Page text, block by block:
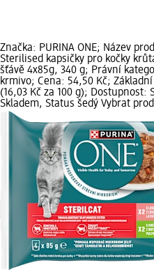
Značka: PURINA ONE; Název
Sterilised kapsičky pro kočky
šťávě 4x85g, 340 g; Právní
krmivo; Cena: 54,50 Kč;
(16,03 Kč za 100 g); Dostupnost:
Skladem, Status šedý Vybrat